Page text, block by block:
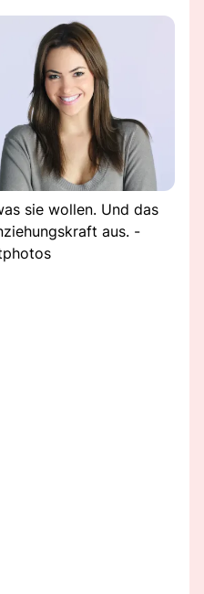
sie wollen. Und das
aus. -